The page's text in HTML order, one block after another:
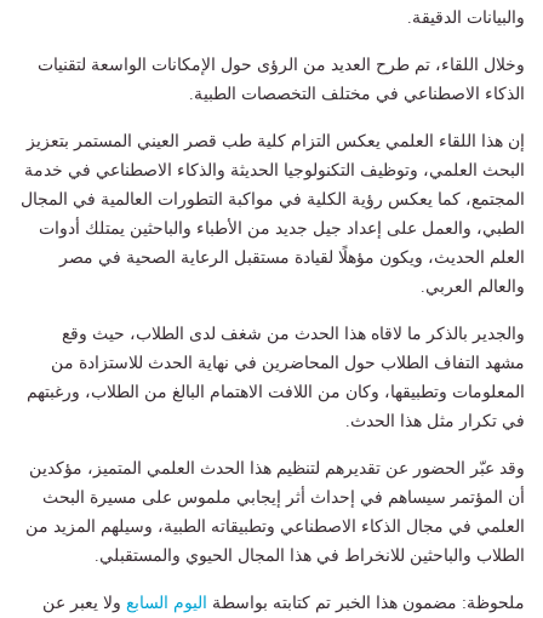
والبيانات الدقيقة.
وخلال اللقاء، تم طرح العديد من الرؤى حول الإمكانات الواسعة لتقنيات
الذكاء الاصطناعي في مختلف التخصصات الطبية.
إن هذا اللقاء العلمي يعكس التزام كلية طب قصر العيني المستمر بتعزيز
البحث العلمي، وتوظيف التكنولوجيا الحديثة والذكاء الاصطناعي في خدمة
المجتمع، كما يعكس رؤية الكلية في مواكبة التطورات العالمية في المجال
الطبي، والعمل على إعداد جيل جديد من الأطباء والباحثين يمتلك أدوات
العلم الحديث، ويكون مؤهلًا لقيادة مستقبل الرعاية الصحية في مصر
والعالم العربي.
والجدير بالذكر ما لاقاه هذا الحدث من شغف لدى الطلاب، حيث وقع
مشهد التفاف الطلاب حول المحاضرين في نهاية الحدث للاستزادة من
المعلومات وتطبيقها، وكان من اللافت الاهتمام البالغ من الطلاب، ورغبتهم
في تكرار مثل هذا الحدث.
وقد عبّر الحضور عن تقديرهم لتنظيم هذا الحدث العلمي المتميز، مؤكدين
أن المؤتمر سيساهم في إحداث أثر إيجابي ملموس على مسيرة البحث
العلمي في مجال الذكاء الاصطناعي وتطبيقاته الطبية، وسيلهم المزيد من
الطلاب والباحثين للانخراط في هذا المجال الحيوي والمستقبلي.
ملحوظة: مضمون هذا الخبر تم كتابته بواسطة اليوم السابع ولا يعبر عن